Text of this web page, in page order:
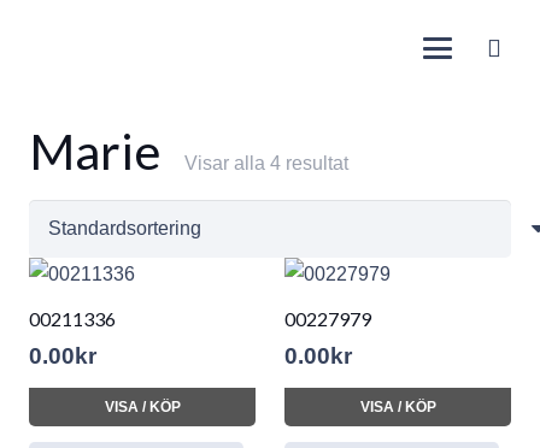
Marie Visar alla 4 resultat
00211336
0.00 kr
VISA / KÖP
00227979
0.00 kr
VISA / KÖP